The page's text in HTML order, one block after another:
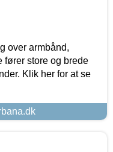
over armbånd,
fører store og brede
Klik her for at se